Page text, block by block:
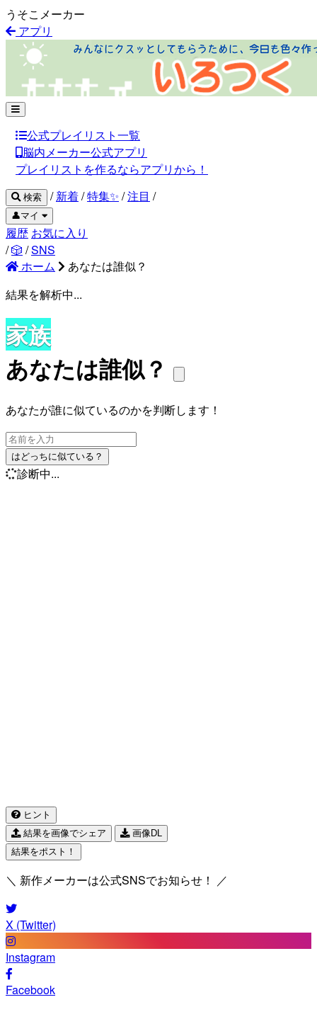
うそこメーカー
アプリ
公式プレイリスト一覧
脳内メーカー公式アプリ
プレイリストを作るならアプリから！
検索 / 新着/特集✨ /注目 /
👤マイ
履歴 お気に入り
/🎲 /SNS
ホーム
あなたは誰似？
結果を解析中...
家族
あなたは誰似？
あなたが誰に似ているのかを判断します！
はどっちに似ている？
診断中...
ヒント
結果を画像でシェア
画像DL
結果をポスト！
＼ 新作メーカーは公式SNSでお知らせ！ ／
X (Twitter)
Instagram
Facebook